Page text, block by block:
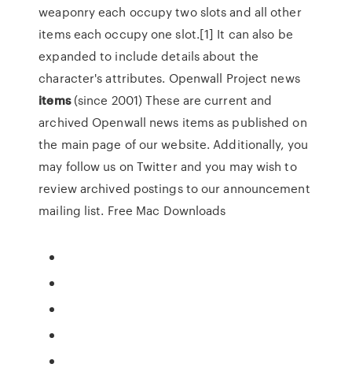
weaponry each occupy two slots and all other
items each occupy one slot.[1] It can also be
expanded to include details about the
character's attributes. Openwall Project news
items(since 2001) These are current and
archived Openwall news items as published on
the main page of our website. Additionally, you
may follow us on Twitter and you may wish to
review archived postings to our announcement
mailing list. Free Mac Downloads